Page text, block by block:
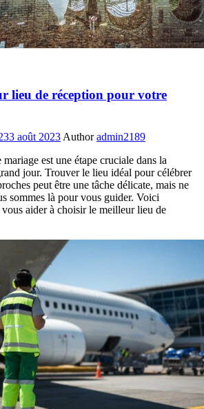
lieu de réception pour votre
3 août 2023 Author admin2189
est une étape cruciale dans la
jour. Trouver le lieu idéal pour célébrer
peut être une tâche délicate, mais ne
sommes là pour vous guider. Voici
aider à choisir le meilleur lieu de